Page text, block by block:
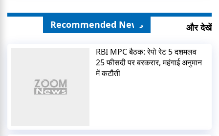
Recommended News और देखें
RBI MPC बैठक: रेपो रेट 5 दशमलव
25 फीसदी पर बरकरार, महंगाई अनुमान
में कटौती